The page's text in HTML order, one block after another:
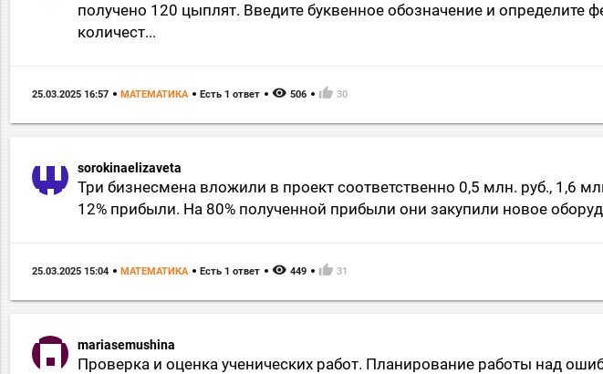
получено 120 цыплят. Введите буквенное обозначение и определите
количест...
25.03.2025 16:57 МАТЕМАТИКА Есть 1 ответ remove_red_eye 506 thumb_up 30
sorokinaelizaveta
Три бизнесмена вложили в проект соответственно 0,5 млн. руб., 1,6
12% прибыли. На 80% полученной прибыли они закупили новое
25.03.2025 15:04 МАТЕМАТИКА Есть 1 ответ remove_red_eye 449 thumb_up 31
mariasemushina
Проверка и оценка ученических работ. Планирование работы над